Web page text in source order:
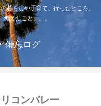
暮らしや子育て、行ったところ、
えたこと。。。
備忘ログ
コンバレー